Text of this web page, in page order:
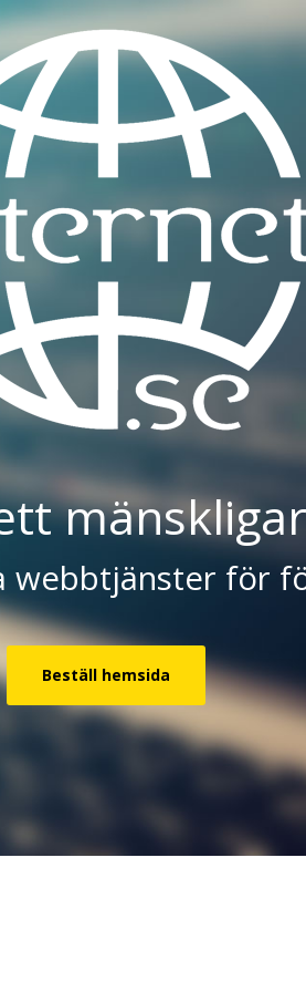
webbtjänster för
Beställ hemsida